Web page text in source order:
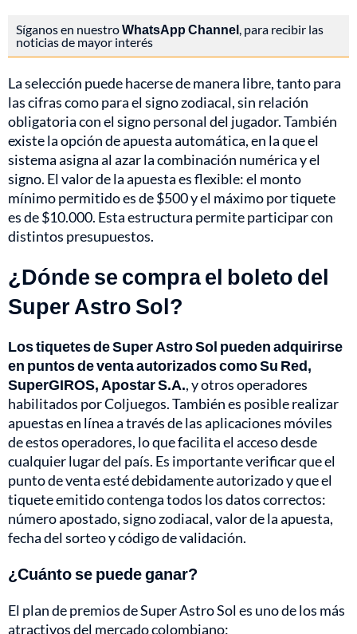
Síganos en nuestroWhatsApp Channel, para recibir las
noticias de mayor interés
La selección puede hacerse de manera libre, tanto para
las cifras como para el signo zodiacal, sin relación
obligatoria con el signo personal del jugador. También
existe la opción de apuesta automática, en la que el
sistema asigna al azar la combinación numérica y el
signo. El valor de la apuesta es flexible: el monto
mínimo permitido es de $500 y el máximo por tiquete
es de $10.000. Esta estructura permite participar con
distintos presupuestos.
¿Dónde se compra el boleto del
Super Astro Sol?
Los tiquetes de Super Astro Sol pueden adquirirse
en puntos de venta autorizados como Su Red,
SuperGIROS, Apostar S.A., y otros operadores
habilitados por Coljuegos. También es posible realizar
apuestas en línea a través de las aplicaciones móviles
de estos operadores, lo que facilita el acceso desde
cualquier lugar del país. Es importante verificar que el
punto de venta esté debidamente autorizado y que el
tiquete emitido contenga todos los datos correctos:
número apostado, signo zodiacal, valor de la apuesta,
fecha del sorteo y código de validación.
¿Cuánto se puede ganar?
El plan de premios de Super Astro Sol es uno de los más
atractivos del mercado colombiano: